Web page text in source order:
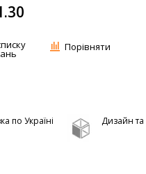
Порівняти
по Україні Дизайн та